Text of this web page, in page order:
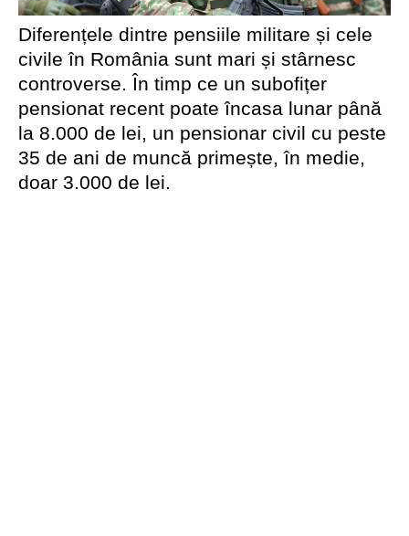
Diferențele dintre pensiile militare și cele
civile în România sunt mari și stârnesc
controverse. În timp ce un subofițer
pensionat recent poate încasa lunar până
la 8.000 de lei, un pensionar civil cu peste
35 de ani de muncă primește, în medie,
doar 3.000 de lei.